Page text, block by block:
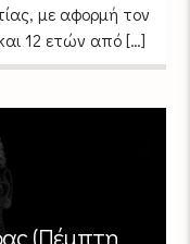
με αφορμή τον
12 ετών από […]
(Πέμπτη